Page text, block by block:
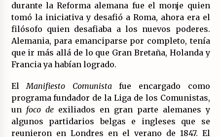
durante la Reforma alemana fue el monje quien
tomó la iniciativa y desafió a Roma, ahora era el
filósofo quien desafiaba a los nuevos poderes.
Alemania, para emanciparse por completo, tenía
que ir más allá de lo que Gran Bretaña, Holanda y
Francia ya habían logrado.
ElManifiesto Comunistafue encargado como
programa fundador de la Liga de los Comunistas,
un foco de exiliados en gran parte alemanes y
algunos partidarios belgas e ingleses que se
reunieron en Londres en el verano de 1847. El